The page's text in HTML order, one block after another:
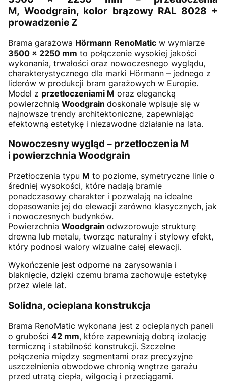
M, Woodgrain, kolor brązowy RAL 8028 +
prowadzenie Z
Brama garażowa Hörmann RenoMatic w wymiarze
3500 × 2250 mm to połączenie wysokiej jakości
wykonania, trwałości oraz nowoczesnego wyglądu,
charakterystycznego dla marki Hörmann – jednego z
liderów w produkcji bram garażowych w Europie.
Model z przetłoczeniami M oraz elegancką
powierzchnią Woodgrain doskonale wpisuje się w
najnowsze trendy architektoniczne, zapewniając
efektowną estetykę i niezawodne działanie na lata.
Nowoczesny wygląd – przetłoczenia M
i powierzchnia Woodgrain
Przetłoczenia typu M to poziome, symetryczne linie o
średniej wysokości, które nadają bramie
ponadczasowy charakter i pozwalają na idealne
dopasowanie jej do elewacji zarówno klasycznych, jak
i nowoczesnych budynków.
Powierzchnia Woodgrain odwzorowuje strukturę
drewna lub metalu, tworząc naturalny i stylowy efekt,
który podnosi walory wizualne całej elewacji.
Wykończenie jest odporne na zarysowania i
blaknięcie, dzięki czemu brama zachowuje estetykę
przez wiele lat.
Solidna, ocieplana konstrukcja
Brama RenoMatic wykonana jest z ocieplanych paneli
o grubości 42 mm, które zapewniają dobrą izolację
termiczną i stabilność konstrukcji. Szczelne
połączenia między segmentami oraz precyzyjne
uszczelnienia obwodowe chronią wnętrze garażu
przed utratą ciepła, wilgocią i przeciągami.